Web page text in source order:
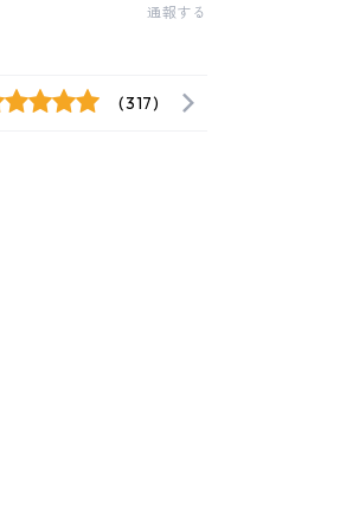
通報する
(317)